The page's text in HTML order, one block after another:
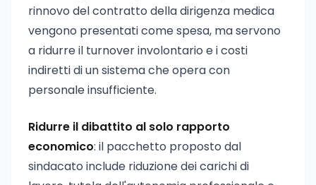
rinnovo del contratto della dirigenza medica
vengono presentati come spesa, ma servono
a ridurre il turnover involontario e i costi
indiretti di un sistema che opera con
personale insufficiente.
Ridurre il dibattito al solo rapporto
economico: il pacchetto proposto dal
sindacato include riduzione dei carichi di